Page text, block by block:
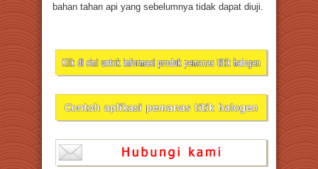
bahan tahan api yang sebelumnya tidak dapat diuji.